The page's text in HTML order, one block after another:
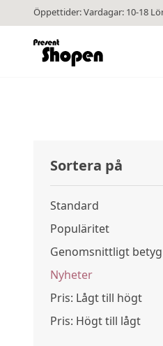
Öppettider: Vardagar: 10-18
Sortera på
Standard
Populäritet
Genomsnittligt betyg
Nyheter
Pris: Lågt till högt
Pris: Högt till lågt